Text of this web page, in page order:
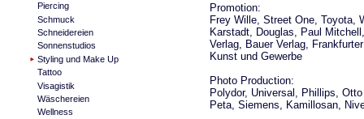
Piercing
Schmuck
Schneidereien
Sonnenstudios
Styling und Make Up
Tattoo
Visagistik
Wäschereien
Wellness
Promotion:
Frey Wille, Street One, Toyota,
Karstadt, Douglas, Paul
Verlag, Bauer Verlag,
Kunst und Gewerbe
Photo Production:
Polydor, Universal, Phillips,
Peta, Siemens, Kamillosan,